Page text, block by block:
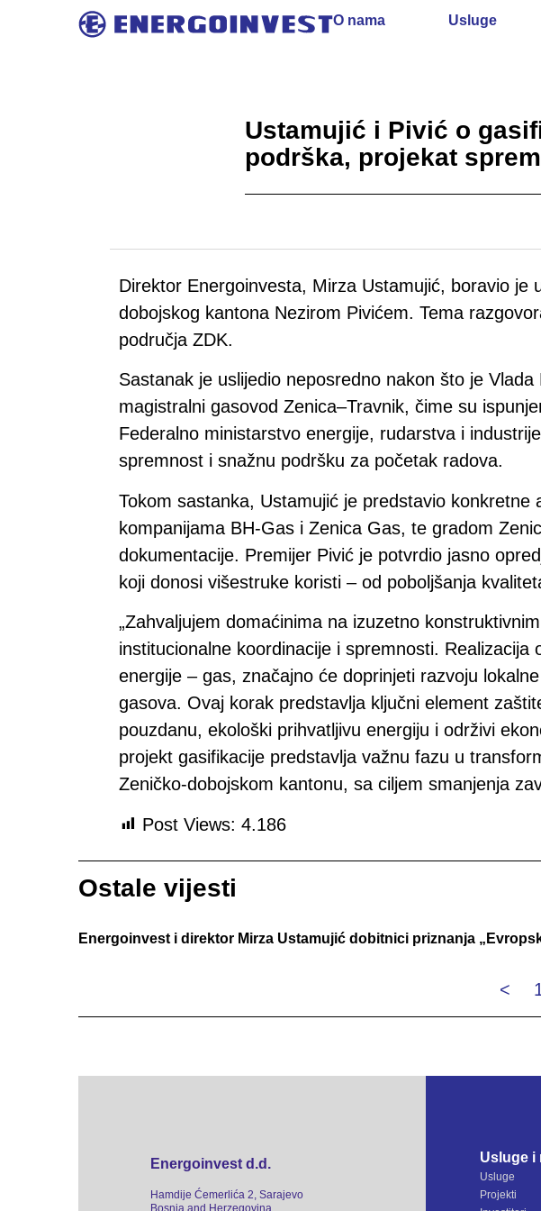
O nama Usluge
Ustamujić i Pivić o
podrška, projekat
Direktor Energoinvesta, Mirza Ustamujić, boravio
dobojskog kantona Nezirom Pivićem. Tema
područja ZDK.
Sastanak je uslijedio neposredno nakon što je
magistralni gasovod Zenica–Travnik, čime su
Federalno ministarstvo energije, rudarstva i
spremnost i snažnu podršku za početak radova.
Tokom sastanka, Ustamujić je predstavio
kompanijama BH-Gas i Zenica Gas, te gradom
dokumentacije. Premijer Pivić je potvrdio jasno
koji donosi višestruke koristi – od poboljšanja
„Zahvaljujem domaćinima na izuzetno
institucionalne koordinacije i spremnosti.
energije – gas, značajno će doprinjeti razvoju
gasova. Ovaj korak predstavlja ključni element
pouzdanu, ekološki prihvatljivu energiju i održivi
projekt gasifikacije predstavlja važnu fazu u
Zeničko-dobojskom kantonu, sa ciljem smanjenja
Post Views: 4.186
Ostale vijesti
Energoinvest i direktor Mirza Ustamujić dobitnici priznanja
<
Energoinvest d.d.
Hamdije Ćemerlića 2, Sarajevo
Bosnia and Herzegovina
Usluge i
Usluge
Projekti